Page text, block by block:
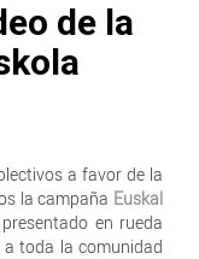
de la
a favor de la
la campaña Euskal
en rueda
toda la comunidad